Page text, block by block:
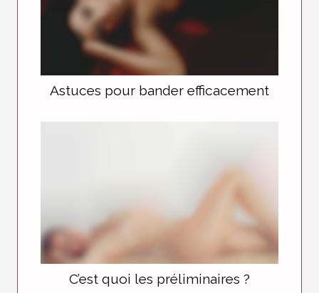
Astuces pour bander efficacement
C’est quoi les préliminaires ?